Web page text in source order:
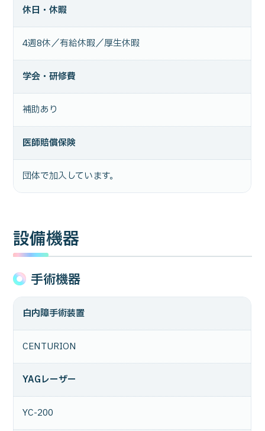
休日・休暇
4週8休／有給休暇／厚生休暇
学会・研修費
補助あり
医師賠償保険
団体で加入しています。
設備機器
手術機器
白内障手術装置
CENTURION
YAGレーザー
YC-200